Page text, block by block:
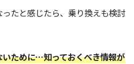
たと感じたら、乗り換えも検討
ために…知っておくべき情報が